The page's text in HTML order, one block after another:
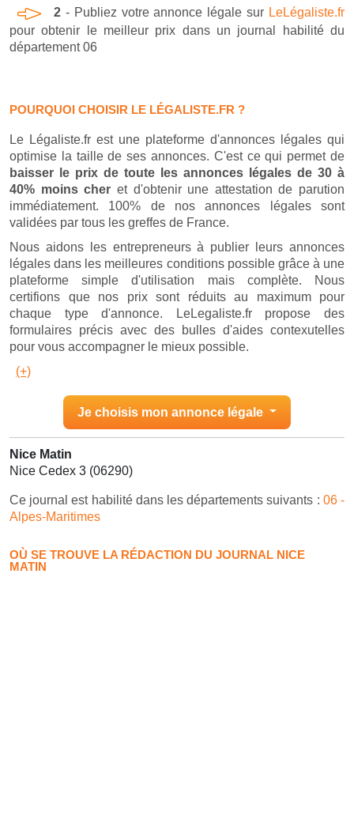
2- Publiez votre annonce légale sur LeLégaliste.fr
pour obtenir le meilleur prix dans un journal habilité du
département 06
POURQUOI CHOISIR LE LÉGALISTE.FR ?
Le Légaliste.fr est une plateforme d'annonces légales qui
optimise la taille de ses annonces. C'est ce qui permet de
baisser le prix de toute les annonces légales de 30 à
40% moins cher et d'obtenir une attestation de parution
immédiatement. 100% de nos annonces légales sont
validées par tous les greffes de France.
Nous aidons les entrepreneurs à publier leurs annonces
légales dans les meilleures conditions possible grâce à une
plateforme simple d'utilisation mais complète. Nous
certifions que nos prix sont réduits au maximum pour
chaque type d'annonce. LeLegaliste.fr propose des
formulaires précis avec des bulles d'aides contexutelles
pour vous accompagner le mieux possible.
(+)
Je choisis mon annonce légale
Nice Matin
Nice Cedex 3 (06290)
Ce journal est habilité dans les départements suivants : 06 -
Alpes-Maritimes
OÙ SE TROUVE LA RÉDACTION DU JOURNAL NICE
MATIN